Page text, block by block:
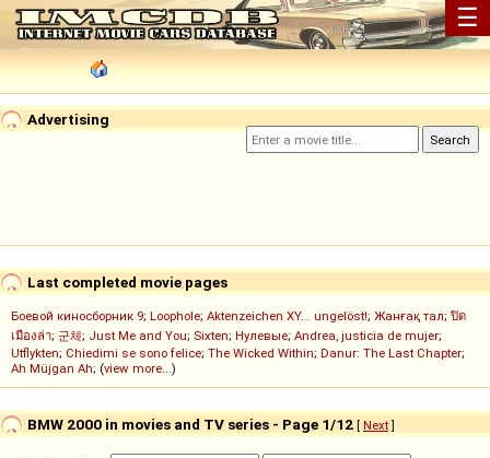
☰
Advertising
Last completed movie pages
Боевой киносборник 9; Loophole; Aktenzeichen XY... ungelöst!; Жанғақ тал; ปิด
เมืองล่า; 군체; Just Me and You; Sixten; Нулевые; Andrea, justicia de mujer;
Utflykten; Chiedimi se sono felice; The Wicked Within; Danur: The Last Chapter;
Ah Müjgan Ah; (view more...)
BMW 2000 in movies and TV series - Page 1/12 [ Next]